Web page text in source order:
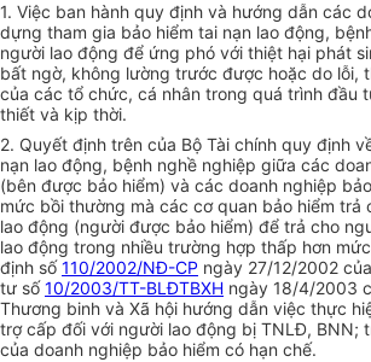
1. Việc ban hành quy định và hướng dẫn các
dựng tham gia bảo hiểm tai nạn lao động,
người lao động để ứng phó với thiệt hại phát
bất ngờ, không lường trước được hoặc do lỗi,
của các tổ chức, cá nhân trong quá trình đầu
thiết và kịp thời.
2. Quyết định trên của Bộ Tài chính quy định
nạn lao động, bệnh nghề nghiệp giữa các
(bên được bảo hiểm) và các doanh nghiệp
mức bồi thường mà các cơ quan bảo hiểm trả
lao động (người được bảo hiểm) để trả cho
lao động trong nhiều trường hợp thấp hơn
định số110/2002/NĐ-CP ngày 27/12/2002
tư số10/2003/TT-BLĐTBXH ngày 18/4/2003
Thương binh và Xã hội hướng dẫn việc thực
trợ cấp đối với người lao động bị TNLĐ, BNN;
của doanh nghiệp bảo hiểm có hạn chế.